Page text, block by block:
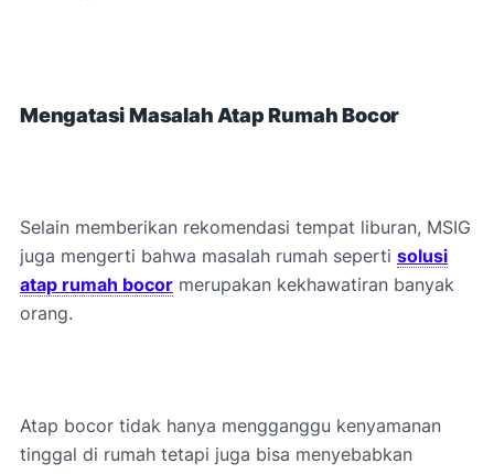
Mengatasi Masalah Atap Rumah Bocor
Selain memberikan rekomendasi tempat liburan, MSIG
juga mengerti bahwa masalah rumah seperti solusi
atap rumah bocor merupakan kekhawatiran banyak
orang.
Atap bocor tidak hanya mengganggu kenyamanan
tinggal di rumah tetapi juga bisa menyebabkan